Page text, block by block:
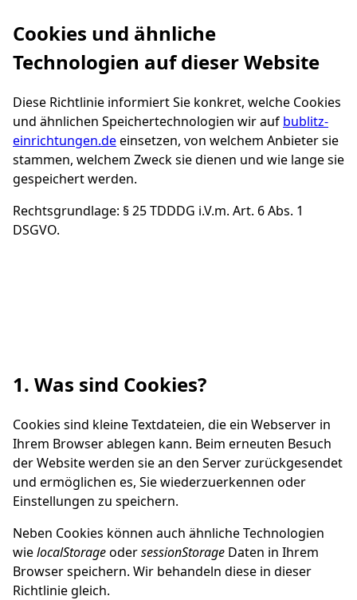
Cookies und ähnliche
Technologien auf dieser Website
Diese Richtlinie informiert Sie konkret, welche Cookies
und ähnlichen Speichertechnologien wir auf bublitz-
einrichtungen.deeinsetzen, von welchem Anbieter sie
stammen, welchem Zweck sie dienen und wie lange sie
gespeichert werden.
Rechtsgrundlage: § 25 TDDDG i.V.m. Art. 6 Abs. 1
DSGVO.
1. Was sind Cookies?
Cookies sind kleine Textdateien, die ein Webserver in
Ihrem Browser ablegen kann. Beim erneuten Besuch
der Website werden sie an den Server zurückgesendet
und ermöglichen es, Sie wiederzuerkennen oder
Einstellungen zu speichern.
Neben Cookies können auch ähnliche Technologien
wielocalStorageodersessionStorage Daten in Ihrem
Browser speichern. Wir behandeln diese in dieser
Richtlinie gleich.